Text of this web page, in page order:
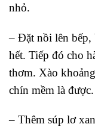
nhỏ.
– Đặt nồi lên bếp,
hết. Tiếp đó cho
thơm. Xào
chín mềm là được.
– Thêm súp lơ